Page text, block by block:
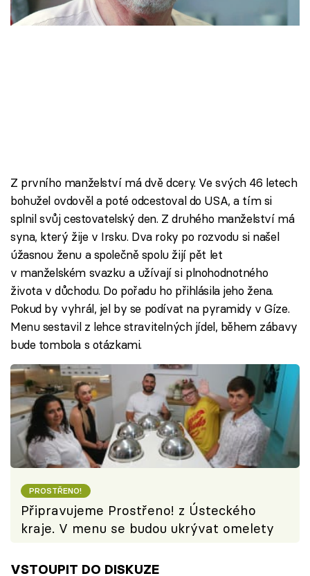
Škola vaření
Přihlášení
Sledujte nás
Z prvního manželství má dvě dcery. Ve svých 46 letech
bohužel ovdověl a poté odcestoval do USA, a tím si
splnil svůj cestovatelský den. Z druhého manželství má
syna, který žije v Irsku. Dva roky po rozvodu si našel
úžasnou ženu a společně spolu žijí pět let
v manželském svazku a užívají si plnohodnotného
života v důchodu. Do pořadu ho přihlásila jeho žena.
Pokud by vyhrál, jel by se podívat na pyramidy v Gíze.
Menu sestavil z lehce stravitelných jídel, během zábavy
bude tombola s otázkami.
PROSTŘENO!
Připravujeme Prostřeno! z Ústeckého
kraje. V menu se budou ukrývat omelety
VSTOUPIT DO DISKUZE